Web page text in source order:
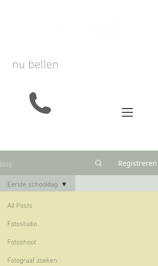
nu bellen
blog Registreren
All Posts
Fotostudio
Fotoshoot
Fotograaf zoeken
Eerste schooldag